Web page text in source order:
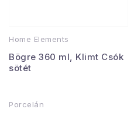
Home Elements
Bögre 360 ml, Klimt Csók
sötét
Porcelán